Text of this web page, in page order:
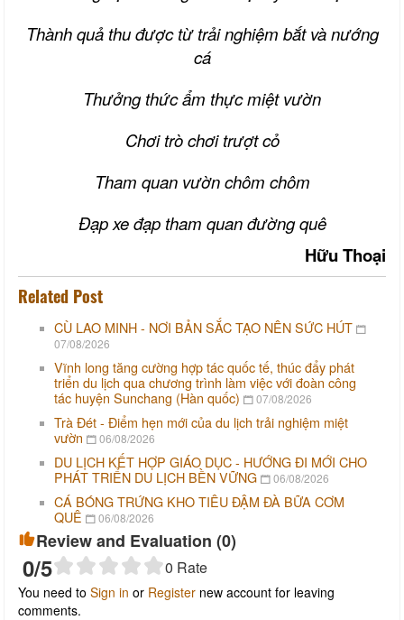
Thành quả thu được từ trải nghiệm bắt và nướng
cá
Thưởng thức ẩm thực miệt vườn
Chơi trò chơi trượt cỏ
Tham quan vườn chôm chôm
Đạp xe đạp tham quan đường quê
Hữu Thoại
Related Post
CÙ LAO MINH - NƠI BẢN SẮC TẠO NÊN SỨC HÚT
07/08/2026
Vĩnh long tăng cường hợp tác quốc tế, thúc đẩy phát
triển du lịch qua chương trình làm việc với đoàn công
tác huyện Sunchang (Hàn quốc)
07/08/2026
Trà Đét - Điểm hẹn mới của du lịch trải nghiệm miệt
vườn
06/08/2026
DU LỊCH KẾT HỢP GIÁO DỤC - HƯỚNG ĐI MỚI CHO
PHÁT TRIỂN DU LỊCH BỀN VỮNG
06/08/2026
CÁ BÓNG TRỨNG KHO TIÊU ĐẬM ĐÀ BỮA CƠM
QUÊ
06/08/2026
Review and Evaluation (0)
0/5 0 Rate
You need to Sign in or Register new account for leaving
comments.